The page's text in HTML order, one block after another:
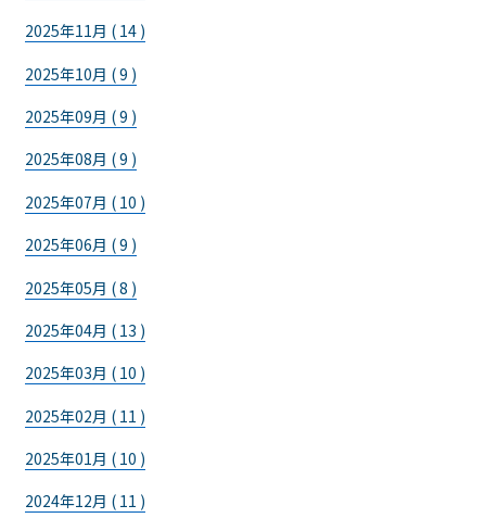
2025年11月 ( 14 )
2025年10月 ( 9 )
2025年09月 ( 9 )
2025年08月 ( 9 )
2025年07月 ( 10 )
2025年06月 ( 9 )
2025年05月 ( 8 )
2025年04月 ( 13 )
2025年03月 ( 10 )
2025年02月 ( 11 )
2025年01月 ( 10 )
2024年12月 ( 11 )